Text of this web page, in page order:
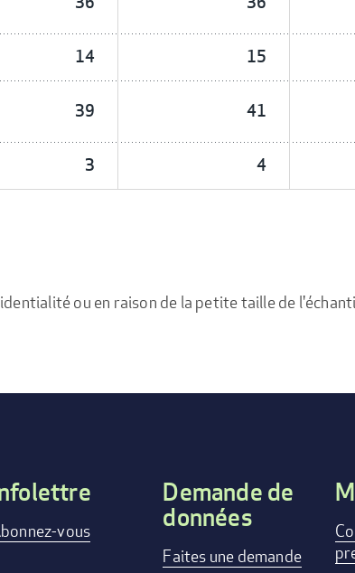
14 15
39 41
3 4
ou en raison de la petite taille de
vous
Demande de
données
Faites une demande